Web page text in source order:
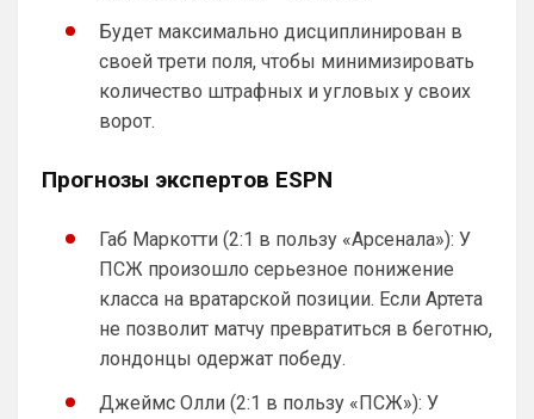
Будет максимально дисциплинирован в
своей трети поля, чтобы минимизировать
количество штрафных и угловых у своих
ворот.
Прогнозы экспертов ESPN
Габ Маркотти (2:1 в пользу «Арсенала»): У
ПСЖ произошло серьезное понижение
класса на вратарской позиции. Если Артета
не позволит матчу превратиться в беготню,
лондонцы одержат победу.
Джеймс Олли (2:1 в пользу «ПСЖ»): У
Не хочу, я может ещё подумаю и Барбилону
к примеру поставлю или Баварку. ))
пока только Челси работает у нас. Я еще
не все настроил, можешь даже шпор
поставить, лого не высветится)
Deep_Blue• 12:07
Конечно будет занятно , если Ямалю дадут
ЗМ, а не Кейну
А за что Кейну? Оба главных турнира,
ЧМ и ЛЧ, его команды слили.
А за что Кейну? Оба главных турнира, ЧМ и